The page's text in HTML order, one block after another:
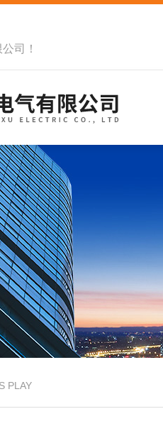
司 ！
PLAY